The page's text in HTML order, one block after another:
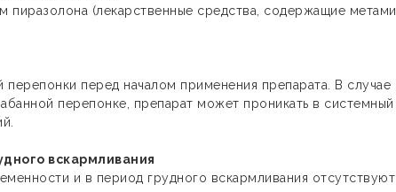
пиразолона (лекарственные средства, содержащие
перед началом применения препарата. В случае
перепонке, препарат может проникать в системный
вскармливания
и в период грудного вскармливания